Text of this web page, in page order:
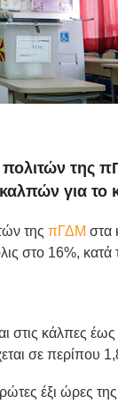
της
για
της πΓΔΜ στα
στο 16%, κατά
στις κάλπες
σε περίπου
έξι ώρες